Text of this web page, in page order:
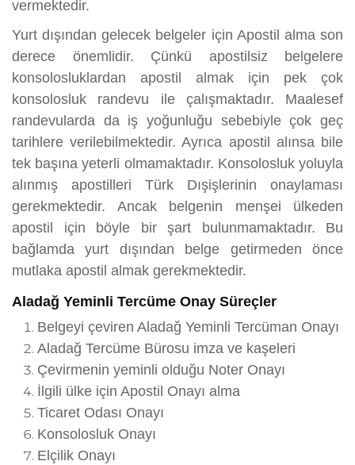
vermektedir.
Yurt dışından gelecek belgeler için Apostil alma son
derece önemlidir. Çünkü apostilsiz belgelere
konsolosluklardan apostil almak için pek çok
konsolosluk randevu ile çalışmaktadır. Maalesef
randevularda da iş yoğunluğu sebebiyle çok geç
tarihlere verilebilmektedir. Ayrıca apostil alınsa bile
tek başına yeterli olmamaktadır. Konsolosluk yoluyla
alınmış apostilleri Türk Dışişlerinin onaylaması
gerekmektedir. Ancak belgenin menşei ülkeden
apostil için böyle bir şart bulunmamaktadır. Bu
bağlamda yurt dışından belge getirmeden önce
mutlaka apostil almak gerekmektedir.
Aladağ Yeminli Tercüme Onay Süreçler
Belgeyi çeviren Aladağ Yeminli Tercüman Onayı
Aladağ Tercüme Bürosu imza ve kaşeleri
Çevirmenin yeminli olduğu Noter Onayı
İlgili ülke için Apostil Onayı alma
Ticaret Odası Onayı
Konsolosluk Onayı
Elçilik Onayı